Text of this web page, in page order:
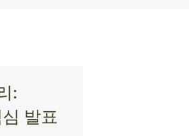
:
발표